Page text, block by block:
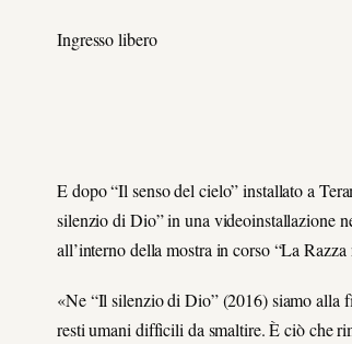
Ingresso libero
E dopo “Il senso del cielo” installato a
silenzio di Dio” in una videoinstallazione
all’interno della mostra in corso “La
«Ne “Il silenzio di Dio” (2016) siamo alla
resti umani difficili da smaltire. È ciò che